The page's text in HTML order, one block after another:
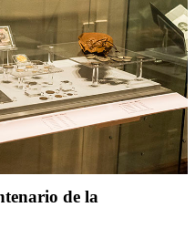
de la